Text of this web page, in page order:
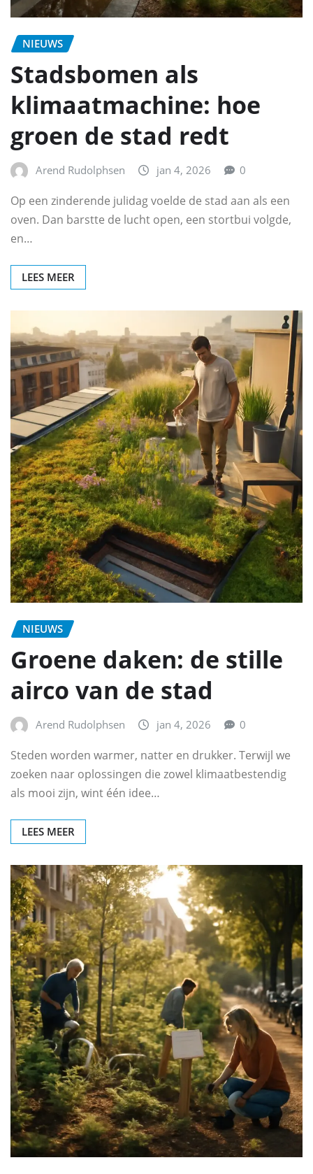
NIEUWS
Stadsbomen als
klimaatmachine: hoe
groen de stad redt
Arend Rudolphsen jan 4, 2026 0
Op een zinderende julidag voelde de stad aan als een
oven. Dan barstte de lucht open, een stortbui volgde,
en…
LEES MEER
NIEUWS
Groene daken: de stille
airco van de stad
Arend Rudolphsen jan 4, 2026 0
Steden worden warmer, natter en drukker. Terwijl we
zoeken naar oplossingen die zowel klimaatbestendig
als mooi zijn, wint één idee…
LEES MEER